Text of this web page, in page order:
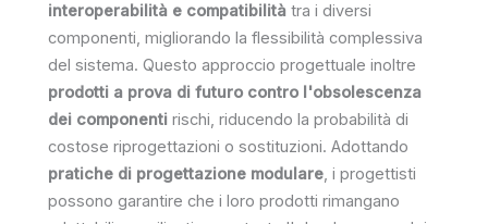
interoperabilità e compatibilità tra i diversi
componenti, migliorando la flessibilità complessiva
del sistema. Questo approccio progettuale inoltre
prodotti a prova di futuro contro l'obsolescenza
dei componenti rischi, riducendo la probabilità di
costose riprogettazioni o sostituzioni. Adottando
pratiche di progettazione modulare, i progettisti
possono garantire che i loro prodotti rimangano